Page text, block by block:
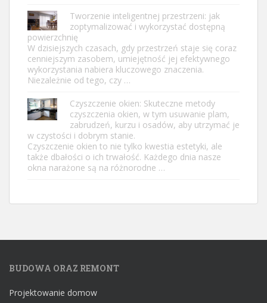
Tworzenie inteligentnej przestrzeni: jak
zoptymalizować i wykorzystać dostępną
powierzchnię
W dzisiejszych czasach, gdy przestrzeń staje się coraz
cenniejszym zasobem, umiejętność jej efektywnego
wykorzystania nabiera kluczowego znaczenia.
Niezależnie od tego, czy …
Czyszczenie okien: Skuteczne metody
czyszczenia okien, w tym usuwanie plam,
zabrudzeń, kurzu i osadów, aby utrzymać je
w czystości i dobrym stanie.
Czyszczenie okien to nie tylko kwestia estetyki, ale
także dbałości o ich trwałość. Każdego dnia nasze
okna narażone są na różnorodne …
BUDOWA ORAZ REMONT
Projektowanie domow